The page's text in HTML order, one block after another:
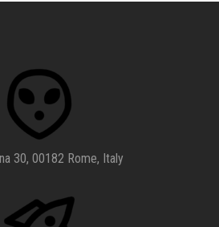
30, 00182 Rome, Italy